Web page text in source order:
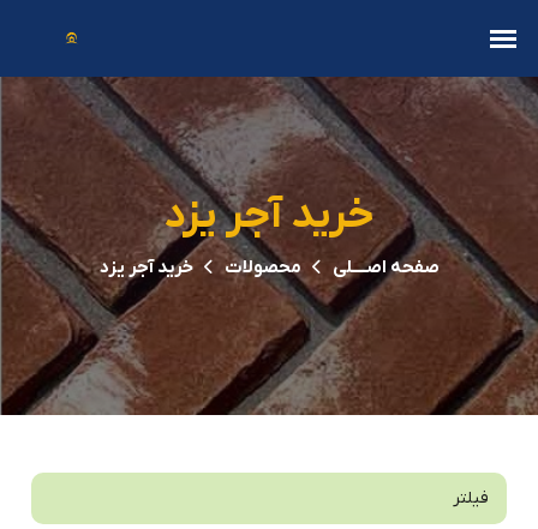
خرید آجر یزد
صفحه اصــــلی محصولات خرید آجر یزد
فیلتر